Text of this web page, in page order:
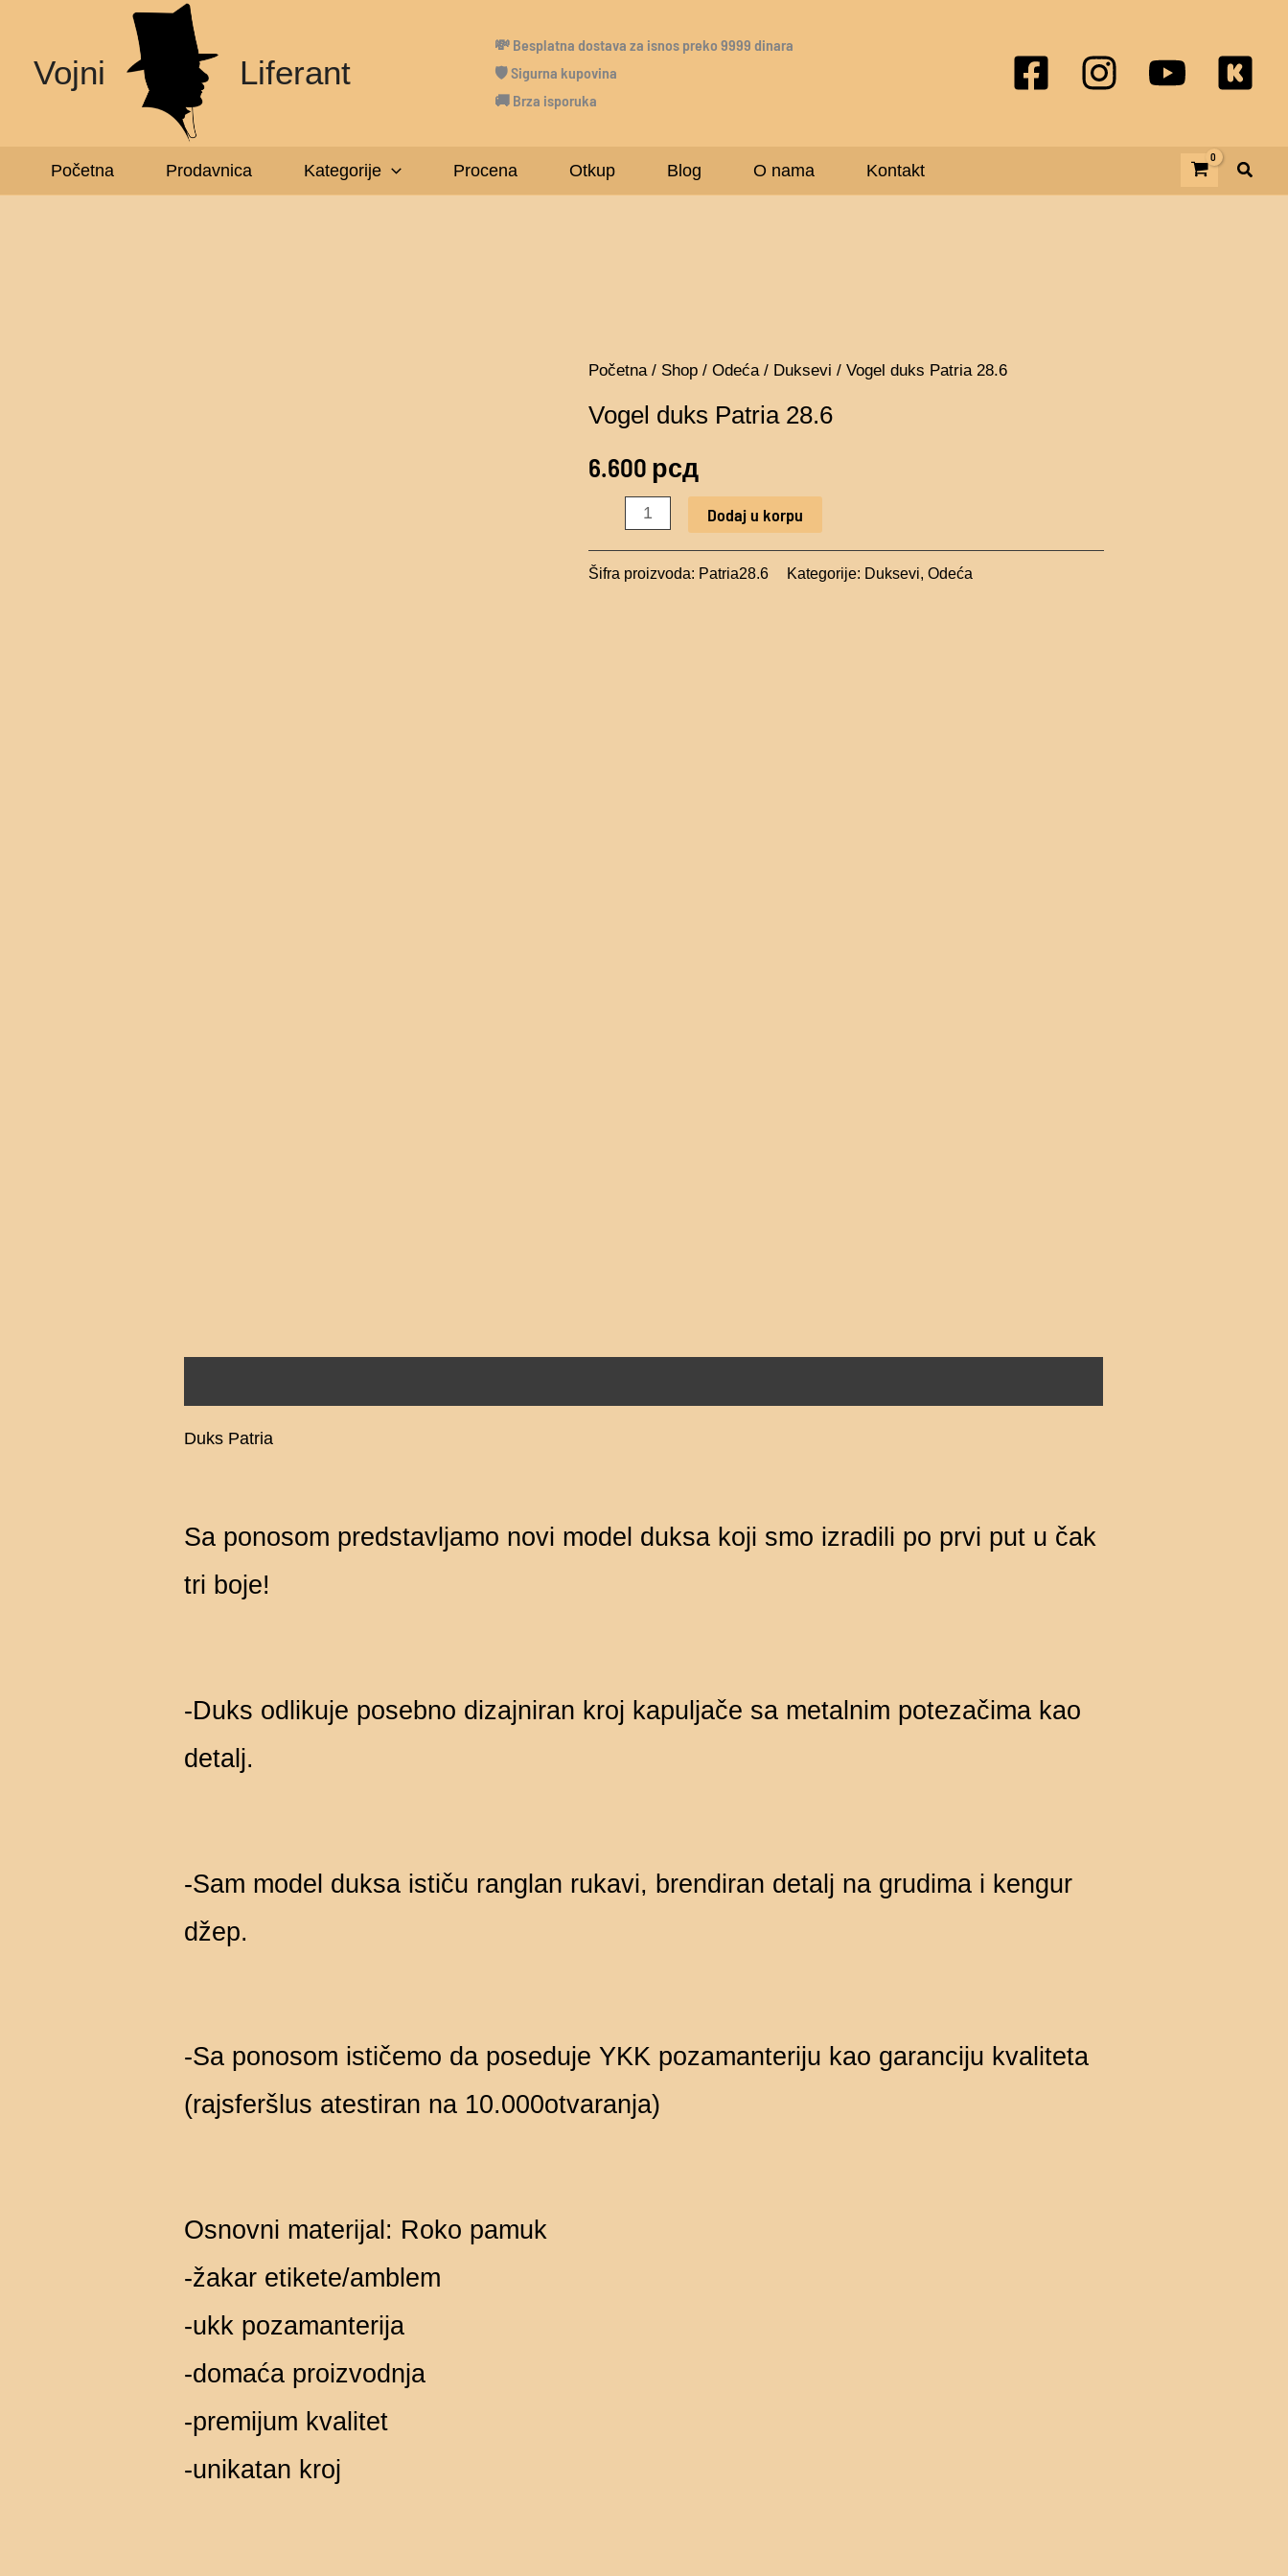
sadržajVojni Liferant
💸 Besplatna dostava za isnos preko 9999 dinara
🛡 Sigurna kupovina
🚚 Brza isporuka
Početna Prodavnica Kategorije Procena Otkup Blog O nama Kontakt
Početna / Shop /Odeća / Duksevi / Vogel duks Patria 28.6
Vogel duks Patria 28.6
6.600 рсд
Vogel
duks
Patria
28.6
količina
Dodaj u korpu
Šifra proizvoda: Patria28.6 Kategorije: Duksevi,Odeća
Duks Patria
Sa ponosom predstavljamo novi model duksa koji smo izradili po prvi put u čak
tri boje!
-Duks odlikuje posebno dizajniran kroj kapuljače sa metalnim potezačima kao
detalj.
-Sam model duksa ističu ranglan rukavi, brendiran detalj na grudima i kengur
džep.
-Sa ponosom ističemo da poseduje YKK pozamanteriju kao garanciju kvaliteta
(rajsferšlus atestiran na 10.000otvaranja)
Osnovni materijal: Roko pamuk
-žakar etikete/amblem
-ukk pozamanterija
-domaća proizvodnja
-premijum kvalitet
-unikatan kroj
količina